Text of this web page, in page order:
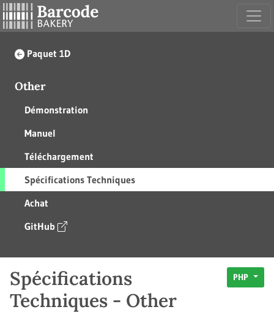
Paquet 1D
Other
Démonstration
Manuel
Téléchargement
Spécifications Techniques
Achat
GitHub
Spécifications
Techniques - Other
PHP